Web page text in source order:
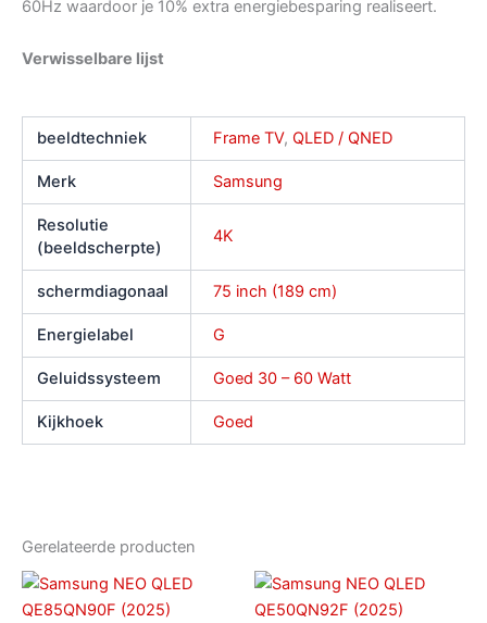
60Hz waardoor je 10% extra energiebesparing realiseert.
Verwisselbare lijst
beeldtechniek Frame TV, QLED / QNED
Merk Samsung
Resolutie
(beeldscherpte)
4K
schermdiagonaal 75 inch (189 cm)
Energielabel G
Geluidssysteem Goed 30 – 60 Watt
Kijkhoek Goed
Gerelateerde producten